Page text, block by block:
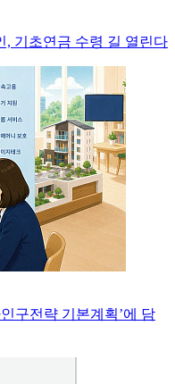
, 기초연금 수령 길 열린다
구전략 기본계획’에 담